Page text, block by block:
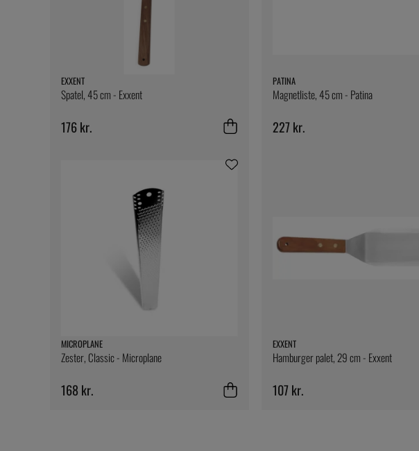
EXXENT
Spatel, 45 cm - Exxent
176 kr.
PATINA
Magnetliste, 45 cm - Patina
227 kr.
MICROPLANE
Zester, Classic - Microplane
168 kr.
EXXENT
Hamburger palet, 29 cm - Exxent
107 kr.